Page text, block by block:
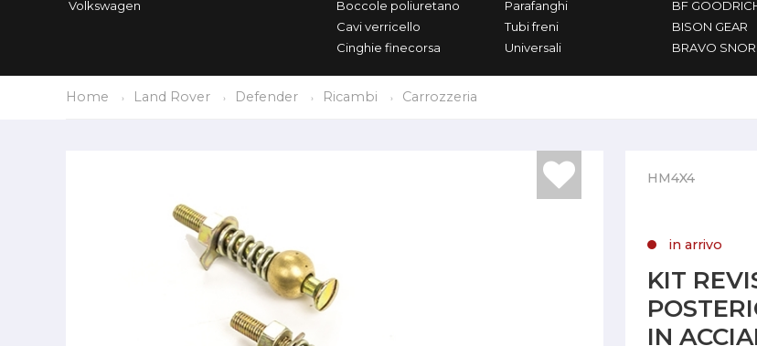
Volkswagen
Boccole poliuretano
Cavi verricello
Cinghie finecorsa
Parafanghi
Tubi freni
Universali
BF
BISON GEAR
BRAVO
Home Land Rover Defender Ricambi Carrozzeria
HM4X4
in arrivo
KIT
IN